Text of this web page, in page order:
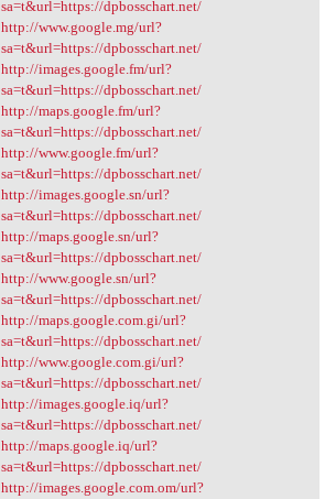
sa=t&url=https://dpbosschart.net/
http://www.google.mg/url?
sa=t&url=https://dpbosschart.net/
http://images.google.fm/url?
sa=t&url=https://dpbosschart.net/
http://maps.google.fm/url?
sa=t&url=https://dpbosschart.net/
http://www.google.fm/url?
sa=t&url=https://dpbosschart.net/
http://images.google.sn/url?
sa=t&url=https://dpbosschart.net/
http://maps.google.sn/url?
sa=t&url=https://dpbosschart.net/
http://www.google.sn/url?
sa=t&url=https://dpbosschart.net/
http://maps.google.com.gi/url?
sa=t&url=https://dpbosschart.net/
http://www.google.com.gi/url?
sa=t&url=https://dpbosschart.net/
http://images.google.iq/url?
sa=t&url=https://dpbosschart.net/
http://maps.google.iq/url?
sa=t&url=https://dpbosschart.net/
http://images.google.com.om/url?